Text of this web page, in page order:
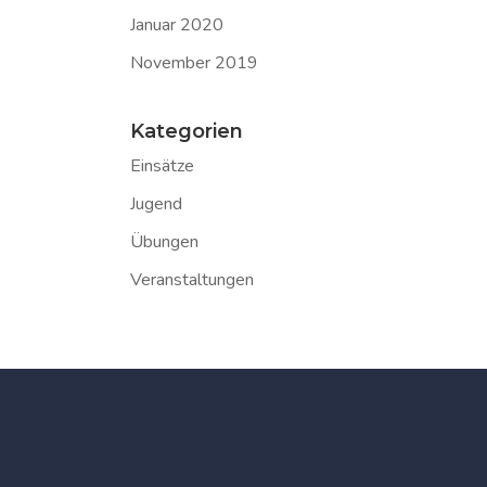
Januar 2020
November 2019
Kategorien
Einsätze
Jugend
Übungen
Veranstaltungen